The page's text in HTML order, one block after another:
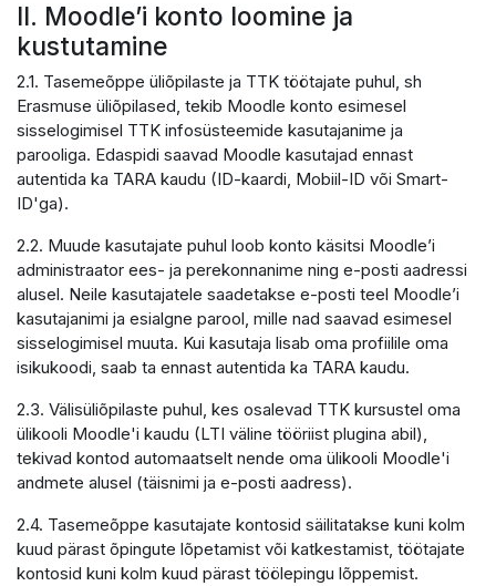
II. Moodle’i konto loomine ja
kustutamine
2.1. Tasemeõppe üliõpilaste ja TTK töötajate puhul, sh
Erasmuse üliõpilased, tekib Moodle konto esimesel
sisselogimisel TTK infosüsteemide kasutajanime ja
parooliga. Edaspidi saavad Moodle kasutajad ennast
autentida ka TARA kaudu (ID-kaardi, Mobiil-ID või Smart-
ID'ga).
2.2. Muude kasutajate puhul loob konto käsitsi Moodle’i
administraator ees- ja perekonnanime ning e-posti aadressi
alusel. Neile kasutajatele saadetakse e-posti teel Moodle’i
kasutajanimi ja esialgne parool, mille nad saavad esimesel
sisselogimisel muuta. Kui kasutaja lisab oma profiilile oma
isikukoodi, saab ta ennast autentida ka TARA kaudu.
2.3. Välisüliõpilaste puhul, kes osalevad TTK kursustel oma
ülikooli Moodle'i kaudu (LTI väline tööriist plugina abil),
tekivad kontod automaatselt nende oma ülikooli Moodle'i
andmete alusel (täisnimi ja e-posti aadress).
2.4. Tasemeõppe kasutajate kontosid säilitatakse kuni kolm
kuud pärast õpingute lõpetamist või katkestamist, töötajate
kontosid kuni kolm kuud pärast töölepingu lõppemist.